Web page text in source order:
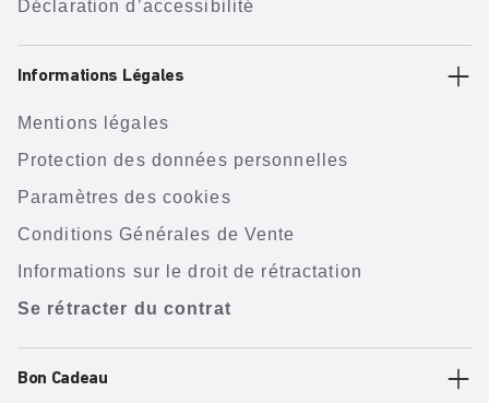
Déclaration d’accessibilité
Informations Légales
Mentions légales
Protection des données personnelles
Paramètres des cookies
Conditions Générales de Vente
Informations sur le droit de rétractation
Se rétracter du contrat
Bon Cadeau